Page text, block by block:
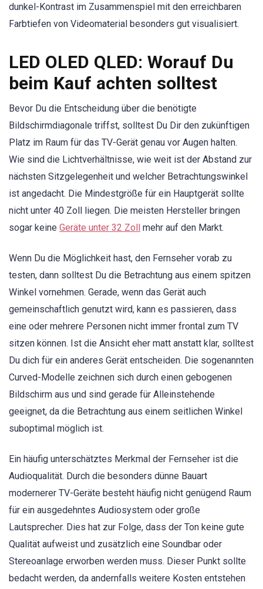
dunkel-Kontrast im Zusammenspiel mit den erreichbaren
Farbtiefen von Videomaterial besonders gut visualisiert.
LED OLED QLED: Worauf Du
beim Kauf achten solltest
Bevor Du die Entscheidung über die benötigte
Bildschirmdiagonale triffst, solltest Du Dir den zukünftigen
Platz im Raum für das TV-Gerät genau vor Augen halten.
Wie sind die Lichtverhältnisse, wie weit ist der Abstand zur
nächsten Sitzgelegenheit und welcher Betrachtungswinkel
ist angedacht. Die Mindestgröße für ein Hauptgerät sollte
nicht unter 40 Zoll liegen. Die meisten Hersteller bringen
sogar keine Geräte unter 32 Zoll mehr auf den Markt.
Wenn Du die Möglichkeit hast, den Fernseher vorab zu
testen, dann solltest Du die Betrachtung aus einem spitzen
Winkel vornehmen. Gerade, wenn das Gerät auch
gemeinschaftlich genutzt wird, kann es passieren, dass
eine oder mehrere Personen nicht immer frontal zum TV
sitzen können. Ist die Ansicht eher matt anstatt klar, solltest
Du dich für ein anderes Gerät entscheiden. Die sogenannten
Curved-Modelle zeichnen sich durch einen gebogenen
Bildschirm aus und sind gerade für Alleinstehende
geeignet, da die Betrachtung aus einem seitlichen Winkel
suboptimal möglich ist.
Ein häufig unterschätztes Merkmal der Fernseher ist die
Audioqualität. Durch die besonders dünne Bauart
modernerer TV-Geräte besteht häufig nicht genügend Raum
für ein ausgedehntes Audiosystem oder große
Lautsprecher. Dies hat zur Folge, dass der Ton keine gute
Qualität aufweist und zusätzlich eine Soundbar oder
Stereoanlage erworben werden muss. Dieser Punkt sollte
bedacht werden, da andernfalls weitere Kosten entstehen